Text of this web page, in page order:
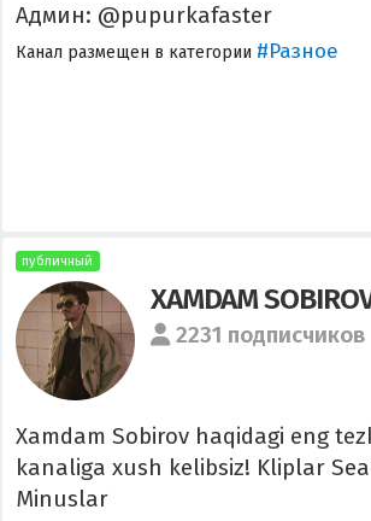
Админ: @pupurkafaster
Канал размещен в категории #Разное
публичный
XAMDAM
2231 подписчиков
Xamdam Sobirov haqidagi eng
kanaliga xush kelibsiz! Kliplar
Minuslar